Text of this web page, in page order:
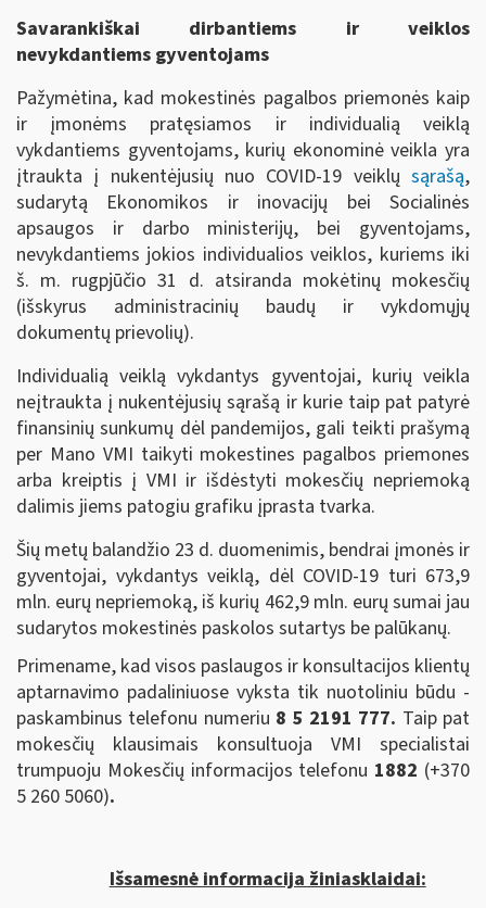
Savarankiškai dirbantiems ir veiklos
nevykdantiems gyventojams
Pažymėtina, kad mokestinės pagalbos priemonės kaip
ir įmonėms pratęsiamos ir individualią veiklą
vykdantiems gyventojams, kurių ekonominė veikla yra
įtraukta į nukentėjusių nuo COVID-19 veiklų sąrašą,
sudarytą Ekonomikos ir inovacijų bei Socialinės
apsaugos ir darbo ministerijų, bei gyventojams,
nevykdantiems jokios individualios veiklos, kuriems iki
š. m. rugpjūčio 31 d. atsiranda mokėtinų mokesčių
(išskyrus administracinių baudų ir vykdomųjų
dokumentų prievolių).
Individualią veiklą vykdantys gyventojai, kurių veikla
neįtraukta į nukentėjusių sąrašą ir kurie taip pat patyrė
finansinių sunkumų dėl pandemijos, gali teikti prašymą
per Mano VMI taikyti mokestines pagalbos priemones
arba kreiptis į VMI ir išdėstyti mokesčių nepriemoką
dalimis jiems patogiu grafiku įprasta tvarka.
Šių metų balandžio 23 d. duomenimis, bendrai įmonės ir
gyventojai, vykdantys veiklą, dėl COVID-19 turi 673,9
mln. eurų nepriemoką, iš kurių 462,9 mln. eurų sumai jau
sudarytos mokestinės paskolos sutartys be palūkanų.
Primename, kad visos paslaugos ir konsultacijos klientų
aptarnavimo padaliniuose vyksta tik nuotoliniu būdu -
paskambinus telefonu numeriu 8 5 2191 777. Taip pat
mokesčių klausimais konsultuoja VMI specialistai
trumpuoju Mokesčių informacijos telefonu 1882 (+370
5 260 5060).
Išsamesnė informacija žiniasklaidai: